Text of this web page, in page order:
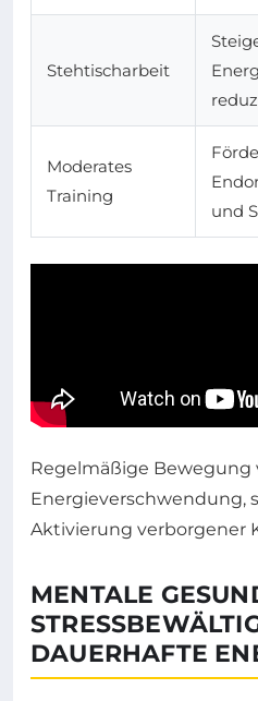
Stehtischarbeit
Moderates
Training
und
Regelmäßige
Energieverschwendung,
Aktivierung verborgener
MENTALE
DAUERHAFTE